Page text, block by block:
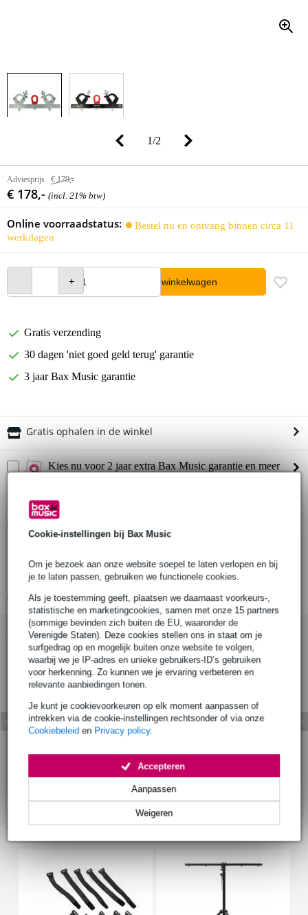
Cookie-instellingen bij Bax Music
Om je bezoek aan onze website soepel te laten verlopen en bij
je te laten passen, gebruiken we functionele cookies.
Als je toestemming geeft, plaatsen we daarnaast voorkeurs-,
statistische en marketingcookies, samen met onze 15 partners
(sommige bevinden zich buiten de EU, waaronder de
Verenigde Staten). Deze cookies stellen ons in staat om je
surfgedrag op en mogelijk buiten onze website te volgen,
waarbij we je IP-adres en unieke gebruikers-ID’s gebruiken
voor herkenning. Zo kunnen we je ervaring verbeteren en
relevante aanbiedingen tonen.
Je kunt je cookievoorkeuren op elk moment aanpassen of
intrekken via de cookie-instellingen rechtsonder of via onze
Cookiebeleid en Privacy policy.
Weigeren
Aanpassen
Accepteren
1/2
Adviesprijs € 179,-
€ 178,- (incl. 21% btw)
Online voorraadstatus:
Bestel nu en ontvang binnen circa 11
werkdagen
In winkelwagen
Gratis verzending
30 dagen 'niet goed geld terug' garantie
3 jaar Bax Music garantie
Gratis ophalen in de winkel
Kies nu voor 2 jaar extra Bax Music garantie en meer
voordelen
Productinformatie
Materiaal: aluminium
Bekijk alle productspecificaties
Bekijk ook eens (1)
Accessoires (9)